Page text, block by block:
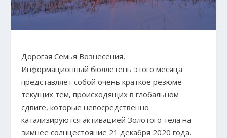
Дорогая Семья Вознесения,
Информационный бюллетень этого месяца
представляет собой очень краткое резюме
текущих тем, происходящих в глобальном
сдвиге, которые непосредственно
катализируются активацией Золотого тела на
зимнее солнцестояние 21 декабря 2020 года.